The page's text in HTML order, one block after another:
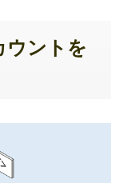
ウントを